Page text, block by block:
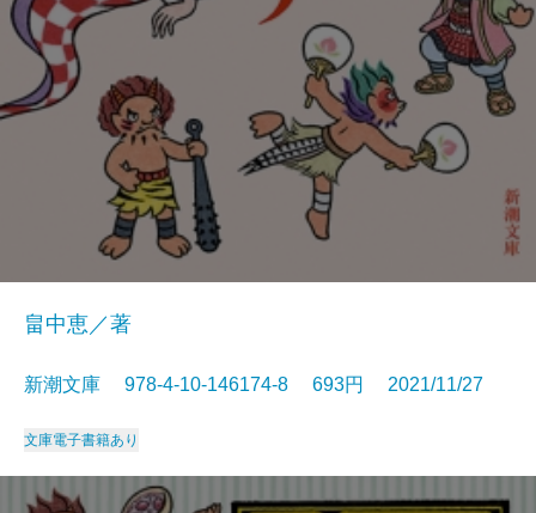
畠中恵／著
新潮文庫 978-4-10-146174-8 693円 2021/11/27
文庫電子書籍あり